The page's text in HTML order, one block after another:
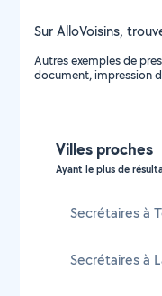
Sur AlloVoisins,
Autres exemples de
document, impression
Villes proches
Ayant le plus de
Secrétaires à
Secrétaires à